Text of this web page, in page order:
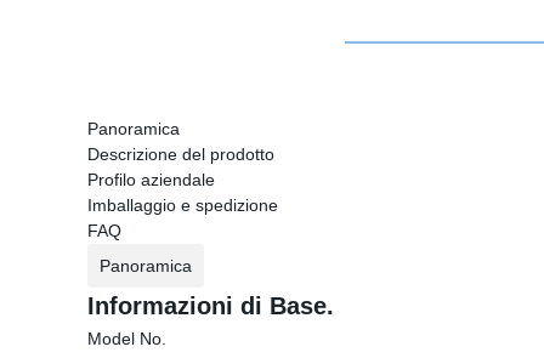
Panoramica
Descrizione del prodotto
Profilo aziendale
Imballaggio e spedizione
FAQ
Panoramica
Informazioni di Base.
Model No.